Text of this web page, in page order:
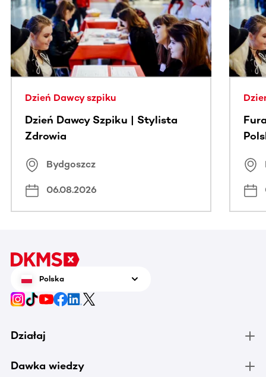
Dzień Dawcy szpiku
Dzień Dawcy Szpiku | Stylista
Zdrowia
Bydgoszcz
06.08.2026
Polska
Działaj
Dawka wiedzy